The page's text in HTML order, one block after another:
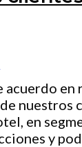
acuerdo en
nuestros
en
y